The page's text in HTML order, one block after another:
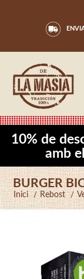
10% de
amb
BURGER
Inici / Rebost /